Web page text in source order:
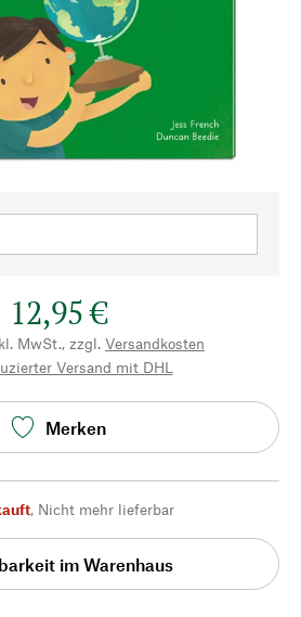
12,95 €
MwSt., zzgl. Versandkosten
Versand mit DHL
Merken
, Nicht mehr lieferbar
im Warenhaus